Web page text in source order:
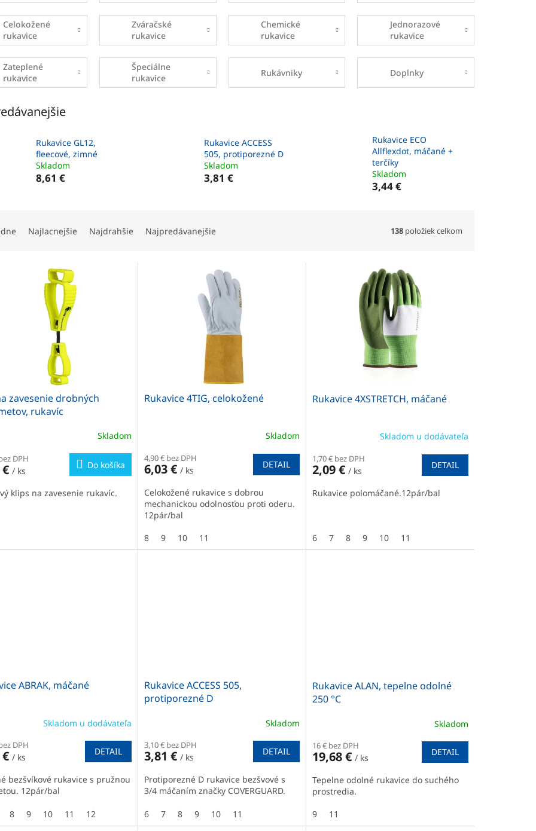
Celokožené
rukavice
Zváračské
rukavice
Chemické
rukavice
Jednorazové
rukavice
Zateplené
rukavice
Špeciálne
rukavice
Rukávniky Doplnky
Rukavice GL12,
fleecové, zimné
Skladom
8,61 €
Rukavice ACCESS
505, protiporezné D
Skladom
3,81 €
Rukavice ECO
Allflexdot, máčané +
terčíky
Skladom
3,44 €
Najlacnejšie Najdrahšie Najpredávanejšie 138 položiek celkom
zavesenie drobných
rukavíc
Skladom
DPH
/ ks
Do košíka
klips na zavesenie rukavíc.
Rukavice 4TIG, celokožené
Skladom
4,90 € bez DPH
6,03 € / ks
DETAIL
Celokožené rukavice s dobrou
mechanickou odolnosťou proti oderu.
12pár/bal
8
9 10 11
Rukavice 4XSTRETCH, máčané
Skladom u dodávateľa
1,70 € bez DPH
2,09 € / ks
DETAIL
Rukavice polomáčané.12pár/bal
6 7 8 9 10 11
ABRAK, máčané
Skladom u dodávateľa
DPH
/ ks
DETAIL
bezšvíkové rukavice s pružnou
12pár/bal
8 9 10 11 12
Rukavice ACCESS 505,
protiporezné D
Skladom
3,10 € bez DPH
3,81 € / ks
DETAIL
Protiporezné D rukavice bezšvové s
3/4 máčaním značky COVERGUARD.
6 7 8 9 10 11
Rukavice ALAN, tepelne odolné
250 °C
Skladom
16 € bez DPH
19,68 € / ks
DETAIL
Tepelne odolné rukavice do suchého
prostredia.
9
11